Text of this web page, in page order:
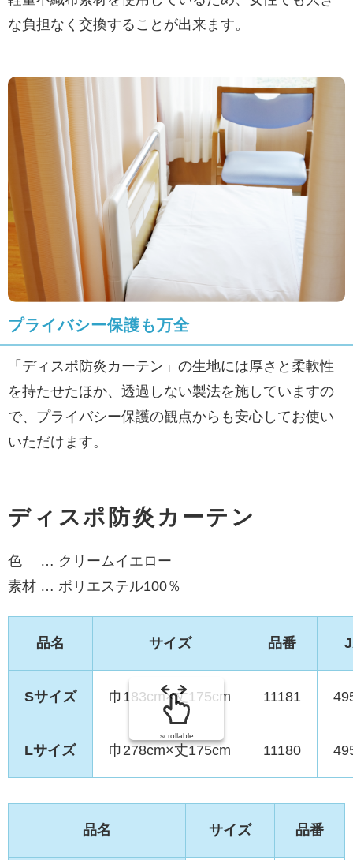
な負担なく交換することが出来ます。
プライバシー保護も万全
「ディスポ防炎カーテン」の生地には厚さと柔軟性
を持たせたほか、透過しない製法を施していますの
で、プライバシー保護の観点からも安心してお使い
いただけます。
ディスポ防炎カーテン
色 … クリームイエロー
素材 … ポリエステル100％
品名 サイズ 品番
Sサイズ 巾183cm×丈175cm 11181
Lサイズ 巾278cm×丈175cm 11180
scrollable
品名 サイズ 品番